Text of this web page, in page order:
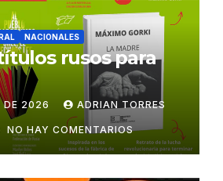
NACIONALES
rusos para
DE 2026 ADRIAN TORRES
NO HAY COMENTARIOS